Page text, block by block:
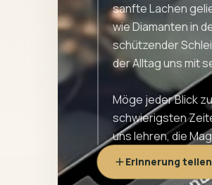
sanfte Lachen
wie Diamanten in
schützender
der Alltag uns mit
Möge jeder Blick
schwierigsten
uns lehren, die
Erinnerung teilen